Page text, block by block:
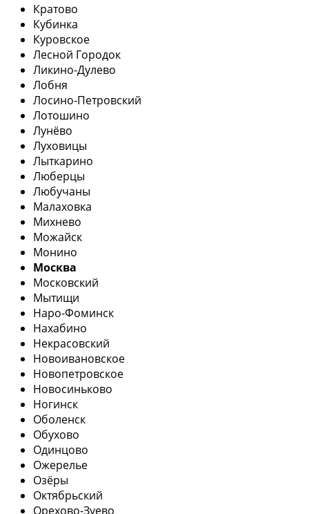
Кратово
Кубинка
Куровское
Лесной Городок
Ликино-Дулево
Лобня
Лосино-Петровский
Лотошино
Лунёво
Луховицы
Лыткарино
Люберцы
Любучаны
Малаховка
Михнево
Можайск
Монино
Москва
Московский
Мытищи
Наро-Фоминск
Нахабино
Некрасовский
Новоивановское
Новопетровское
Новосиньково
Ногинск
Оболенск
Обухово
Одинцово
Ожерелье
Озёры
Октябрьский
Орехово-Зуево